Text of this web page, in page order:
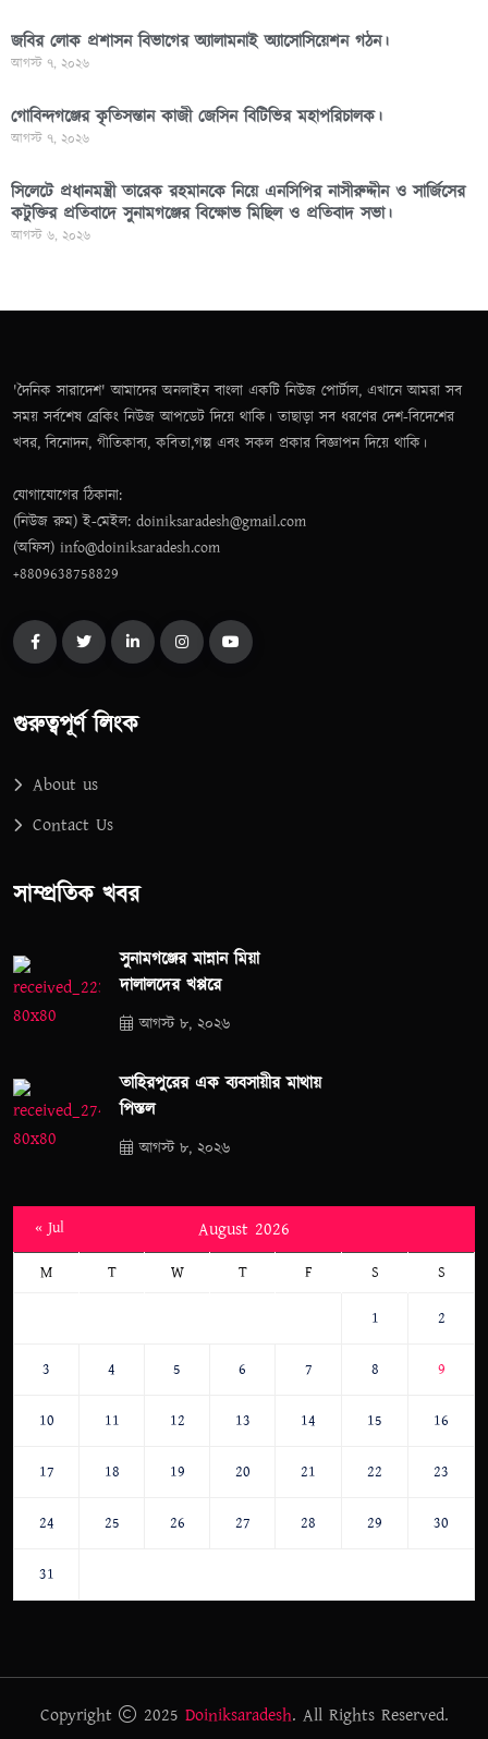
জবির লোক প্রশাসন বিভাগের অ্যালামনাই অ্যাসোসিয়েশন গঠন।
আগস্ট ৭, ২০২৬
গোবিন্দগঞ্জের কৃতিসন্তান কাজী জেসিন বিটিভির মহাপরিচালক।
আগস্ট ৭, ২০২৬
সিলেটে প্রধানমন্ত্রী তারেক রহমানকে নিয়ে এনসিপির নাসীরুদ্দীন ও সার্জিসের
কটুক্তির প্রতিবাদে সুনামগঞ্জের বিক্ষোভ মিছিল ও প্রতিবাদ সভা।
আগস্ট ৬, ২০২৬
'দৈনিক সারাদেশ' আমাদের অনলাইন বাংলা একটি নিউজ পোর্টাল, এখানে আমরা সব
সময় সর্বশেষ ব্রেকিং নিউজ আপডেট দিয়ে থাকি। তাছাড়া সব ধরণের দেশ-বিদেশের
খবর, বিনোদন, গীতিকাব্য, কবিতা,গল্প এবং সকল প্রকার বিজ্ঞাপন দিয়ে থাকি।
যোগাযোগের ঠিকানা:
(নিউজ রুম) ই-মেইল: doiniksaradesh@gmail.com
(অফিস) info@doiniksaradesh.com
+8809638758829
গুরুত্বপূর্ণ লিংক
About us
Contact Us
সাম্প্রতিক খবর
সুনামগঞ্জের মান্নান মিয়া
দালালদের খপ্পরে
আগস্ট ৮, ২০২৬
তাহিরপুরের এক ব্যবসায়ীর মাথায়
পিস্তল
আগস্ট ৮, ২০২৬
August 2026
M T W T F S S
1 2
3 4 5 6 7 8 9
10 11 12 13 14 15 16
17 18 19 20 21 22 23
24 25 26 27 28 29 30
31
« Jul
Copyright 2025 Doiniksaradesh. All Rights Reserved.